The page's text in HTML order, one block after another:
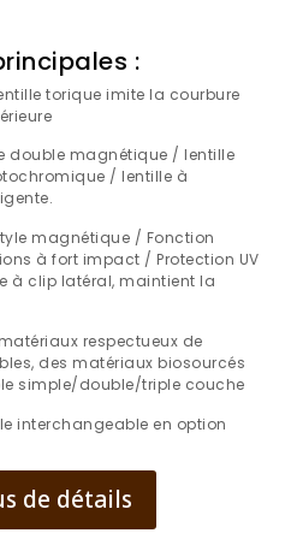
:
torique imite la courbure
double magnétique / lentille
/ lentille à
magnétique / Fonction
à fort impact / Protection UV
à clip latéral, maintient la
respectueux de
des matériaux biosourcés
simple/double/triple couche
interchangeable en option
de détails